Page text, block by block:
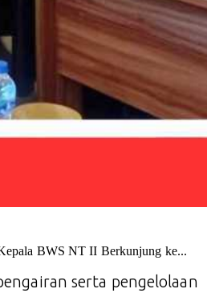
BWS NT II Berkunjung ke...
serta pengelolaan